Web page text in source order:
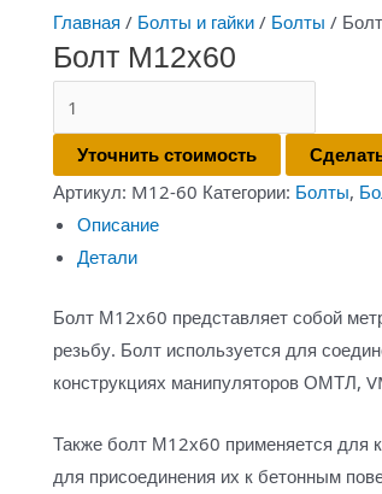
Главная / Болты и гайки / Болты /
Болт М12х60
товара
Болт
М12х60
Уточнить стоимость
Артикул: M12-60 Категории: Болты,
Описание
Детали
Болт М12х60 представляет собой
резьбу. Болт используется для
конструкциях манипуляторов ОМТЛ,
Также болт М12х60 применяется для
для присоединения их к бетонным